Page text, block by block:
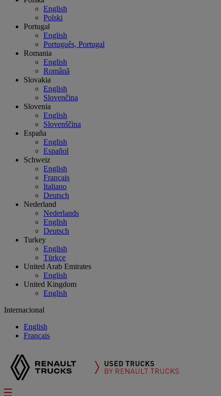
English
Polski
Portugal
English
Português, Portugal
Romania
English
Română
Slovakia
English
Slovenčina
Slovenia
English
Slovenščina
España
English
Español
Schweiz
English
Français
Italiano
Deutsch
Nederland
Nederlands
English
Deutsch
Turkey
English
Türkçe
United Arab Emirates
English
United Kingdom
English
Internacional
English
Français